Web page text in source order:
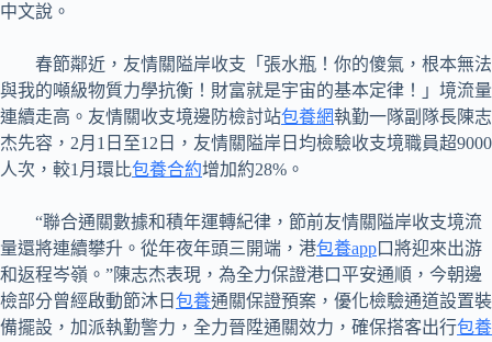
中文說。
春節鄰近，友情關隘岸收支「張水瓶！你的傻氣，根本無法
與我的噸級物質力學抗衡！財富就是宇宙的基本定律！」境流量
連續走高。友情關收支境邊防檢討站包養網執勤一隊副隊長陳志
杰先容，2月1日至12日，友情關隘岸日均檢驗收支境職員超9000
人次，較1月環比包養合約增加約28%。
“聯合通關數據和積年運轉紀律，節前友情關隘岸收支境流
量還將連續攀升。從年夜年頭三開端，港包養app口將迎來出游
和返程岑嶺。”陳志杰表現，為全力保證港口平安通順，今朝邊
檢部分曾經啟動節沐日 包養通關保證預案，優化檢驗通道設置裝
備擺設，加派執勤警力，全力晉陞通關效力，確保搭客出行包養